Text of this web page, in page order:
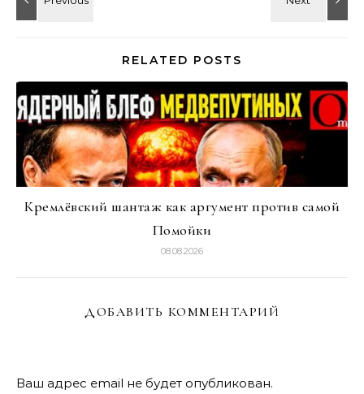
RELATED POSTS
Кремлёвский шантаж как аргумент против самой
Помойки
08.08.2026
ДОБАВИТЬ КОММЕНТАРИЙ
Ваш адрес email не будет опубликован.